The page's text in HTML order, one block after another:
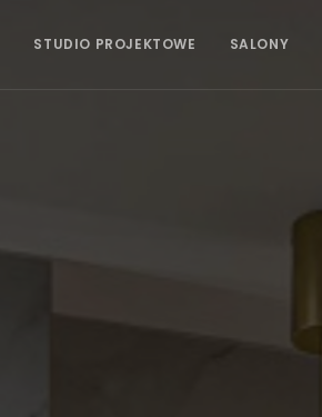
STUDIO PROJEKTOWE SALONY